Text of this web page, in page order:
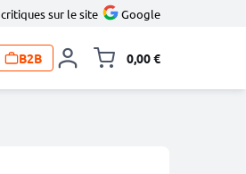
critiques sur le site Google
B2B 0,00 €